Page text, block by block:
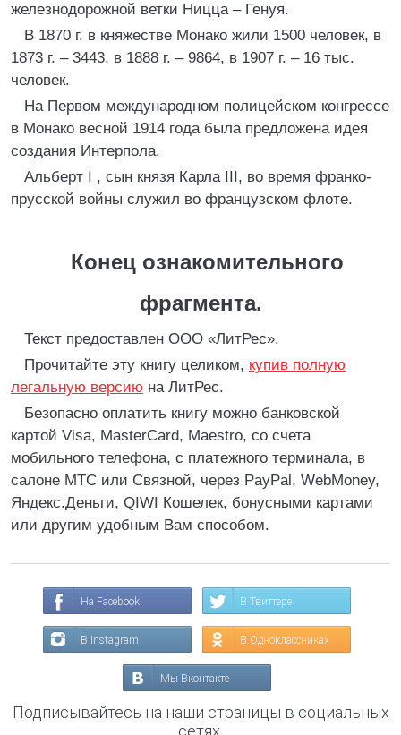
железнодорожной ветки Ницца – Генуя.
В 1870 г. в княжестве Монако жили 1500 человек, в
1873 г. – 3443, в 1888 г. – 9864, в 1907 г. – 16 тыс.
человек.
На Первом международном полицейском конгрессе
в Монако весной 1914 года была предложена идея
создания Интерпола.
Альберт I , сын князя Карла III, во время франко-
прусской войны служил во французском флоте.
Конец ознакомительного
фрагмента.
Текст предоставлен ООО «ЛитРес».
Прочитайте эту книгу целиком, купив полную
легальную версию на ЛитРес.
Безопасно оплатить книгу можно банковской
картой Visa, MasterCard, Maestro, со счета
мобильного телефона, с платежного терминала, в
салоне МТС или Связной, через PayPal, WebMoney,
Яндекс.Деньги, QIWI Кошелек, бонусными картами
или другим удобным Вам способом.
На Facebook В Твиттере
В Instagram В Одноклассниках
Мы Вконтакте
Подписывайтесь на наши страницы в социальных
сетях.